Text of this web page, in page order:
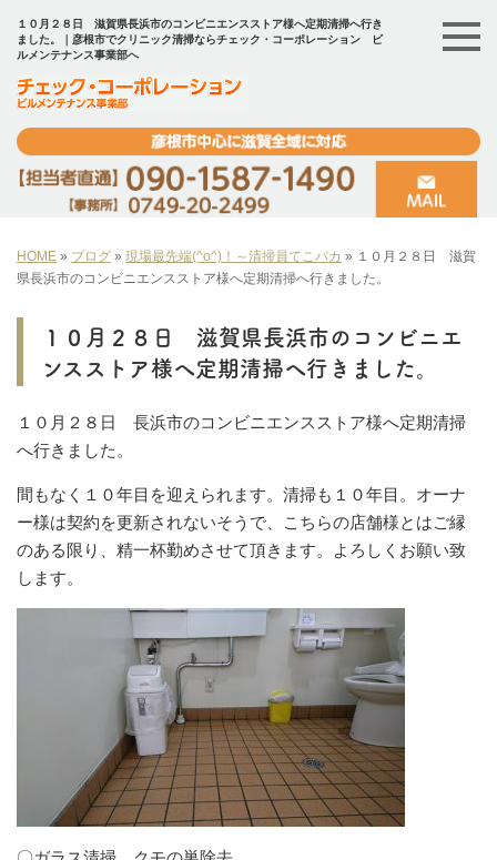
１０月２８日 滋賀県長浜市のコンビニエンスストア様へ定期清掃へ行き
ました。｜彦根市でクリニック清掃ならチェック・コーポレーション ビ
ルメンテナンス事業部へ
HOME » ブログ » 現場最先端(^o^)！～清掃員てこパカ » １０月２８日 滋賀
県長浜市のコンビニエンスストア様へ定期清掃へ行きました。
１０月２８日 滋賀県長浜市のコンビニエ
ンスストア様へ定期清掃へ行きました。
１０月２８日 長浜市のコンビニエンスストア様へ定期清掃
へ行きました。
間もなく１０年目を迎えられます。清掃も１０年目。オーナ
ー様は契約を更新されないそうで、こちらの店舗様とはご縁
のある限り、精一杯勤めさせて頂きます。よろしくお願い致
します。